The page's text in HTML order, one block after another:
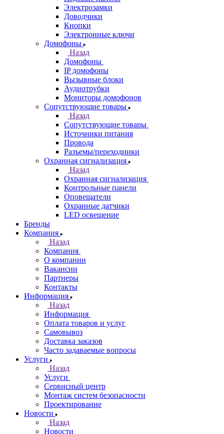
Электрозамки
Доводчики
Кнопки
Электронные ключи
Домофоны
Назад
Домофоны
IP домофоны
Вызывные блоки
Аудиотрубки
Мониторы домофонов
Сопутствующие товары
Назад
Сопутствующие товары
Источники питания
Провода
Разъемы/переходники
Охранная сигнализация
Назад
Охранная сигнализация
Контрольные панели
Оповещатели
Охранные датчики
LED освещение
Бренды
Компания
Назад
Компания
О компании
Вакансии
Партнеры
Контакты
Информация
Назад
Информация
Оплата товаров и услуг
Самовывоз
Доставка заказов
Часто задаваемые вопросы
Услуги
Назад
Услуги
Сервисный центр
Монтаж систем безопасности
Проектирование
Новости
Назад
Новости